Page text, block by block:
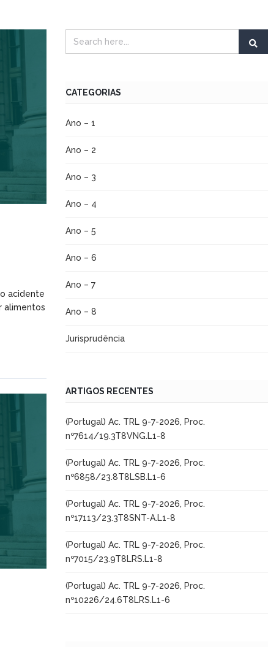
acidente
alimentos
CATEGORIAS
Ano – 1
Ano – 2
Ano – 3
Ano – 4
Ano – 5
Ano – 6
Ano – 7
Ano – 8
Jurisprudência
ARTIGOS RECENTES
(Portugal) Ac. TRL 9-7-2026, Proc.
nº7614/19.3T8VNG.L1-8
(Portugal) Ac. TRL 9-7-2026, Proc.
nº6858/23.8T8LSB.L1-6
(Portugal) Ac. TRL 9-7-2026, Proc.
nº17113/23.3T8SNT-A.L1-8
(Portugal) Ac. TRL 9-7-2026, Proc.
nº7015/23.9T8LRS.L1-8
(Portugal) Ac. TRL 9-7-2026, Proc.
nº10226/24.6T8LRS.L1-6